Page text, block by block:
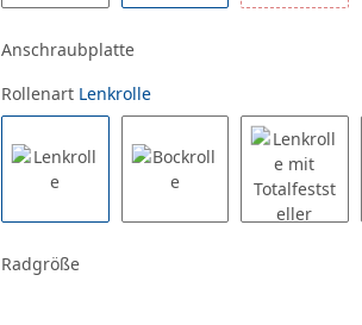
Anschraubplatte
Rollenart Lenkrolle
Radgröße